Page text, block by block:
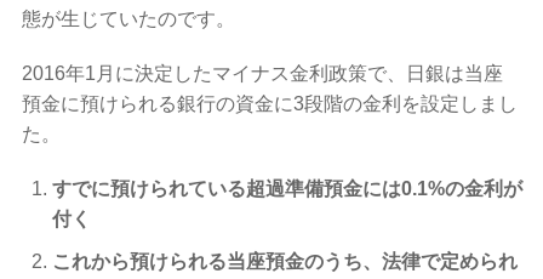
態が生じていたのです。
2016年1月に決定したマイナス金利政策で、日銀は当座
預金に預けられる銀行の資金に3段階の金利を設定しまし
た。
すでに預けられている超過準備預金には0.1%の金利が
付く
これから預けられる当座預金のうち、法律で定められ